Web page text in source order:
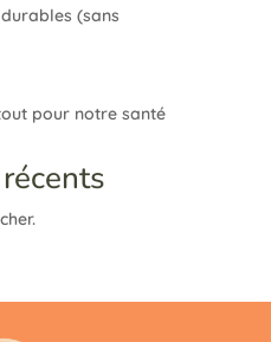
(sans
pour notre santé